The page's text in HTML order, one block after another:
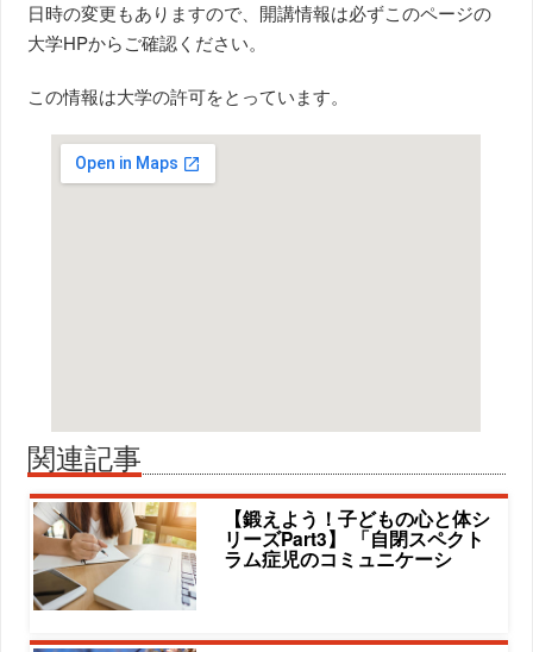
日時の変更もありますので、開講情報は必ずこのページの
大学HPからご確認ください。
この情報は大学の許可をとっています。
関連記事
【鍛えよう！子どもの心と体シ
リーズPart3】 「自閉スペクト
ラム症児のコミュニケーシ